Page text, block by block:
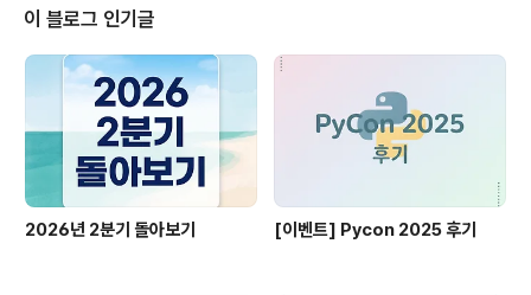
eap / 최소 힙 Min heap 최대 힙 : 각 노드의 값은 해당
노드의 자식 노드가 가진 값보다 크거나 같다 (최소 힙은 반
대 - 자식 노드보다 부모 노드의 값이 항상 같거나 더 작다)
→ 최댓값은 탐색할 필요도 없이 root node\ 3. 힙& 이진
탐색 트리의 비교 공통..
이 블로그 인기글
2026년 2분기 돌아보기 [이벤트] Pycon 2025 후기